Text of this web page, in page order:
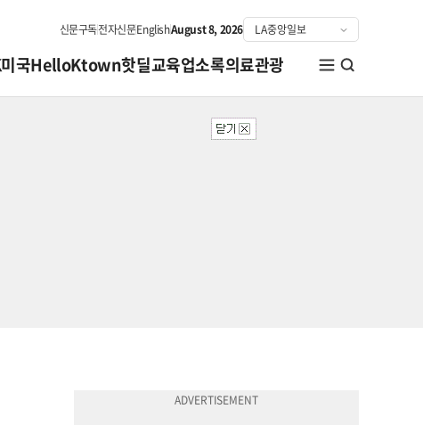
신문구독전자신문EnglishAugust 8, 2026
국HelloKtown핫딜교육업소록의료관광